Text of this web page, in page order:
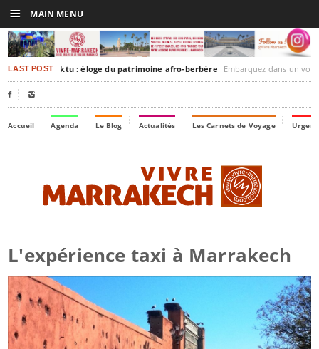
LAST POSTTimbuktu : éloge du patrimoine afro-berbère Embarquez dans un voyage culturel dans le
 
Accueil Agenda Le Blog Actualités Les Carnets de Voyage
L'expérience taxi à Marrakech
☰ MAIN MENU